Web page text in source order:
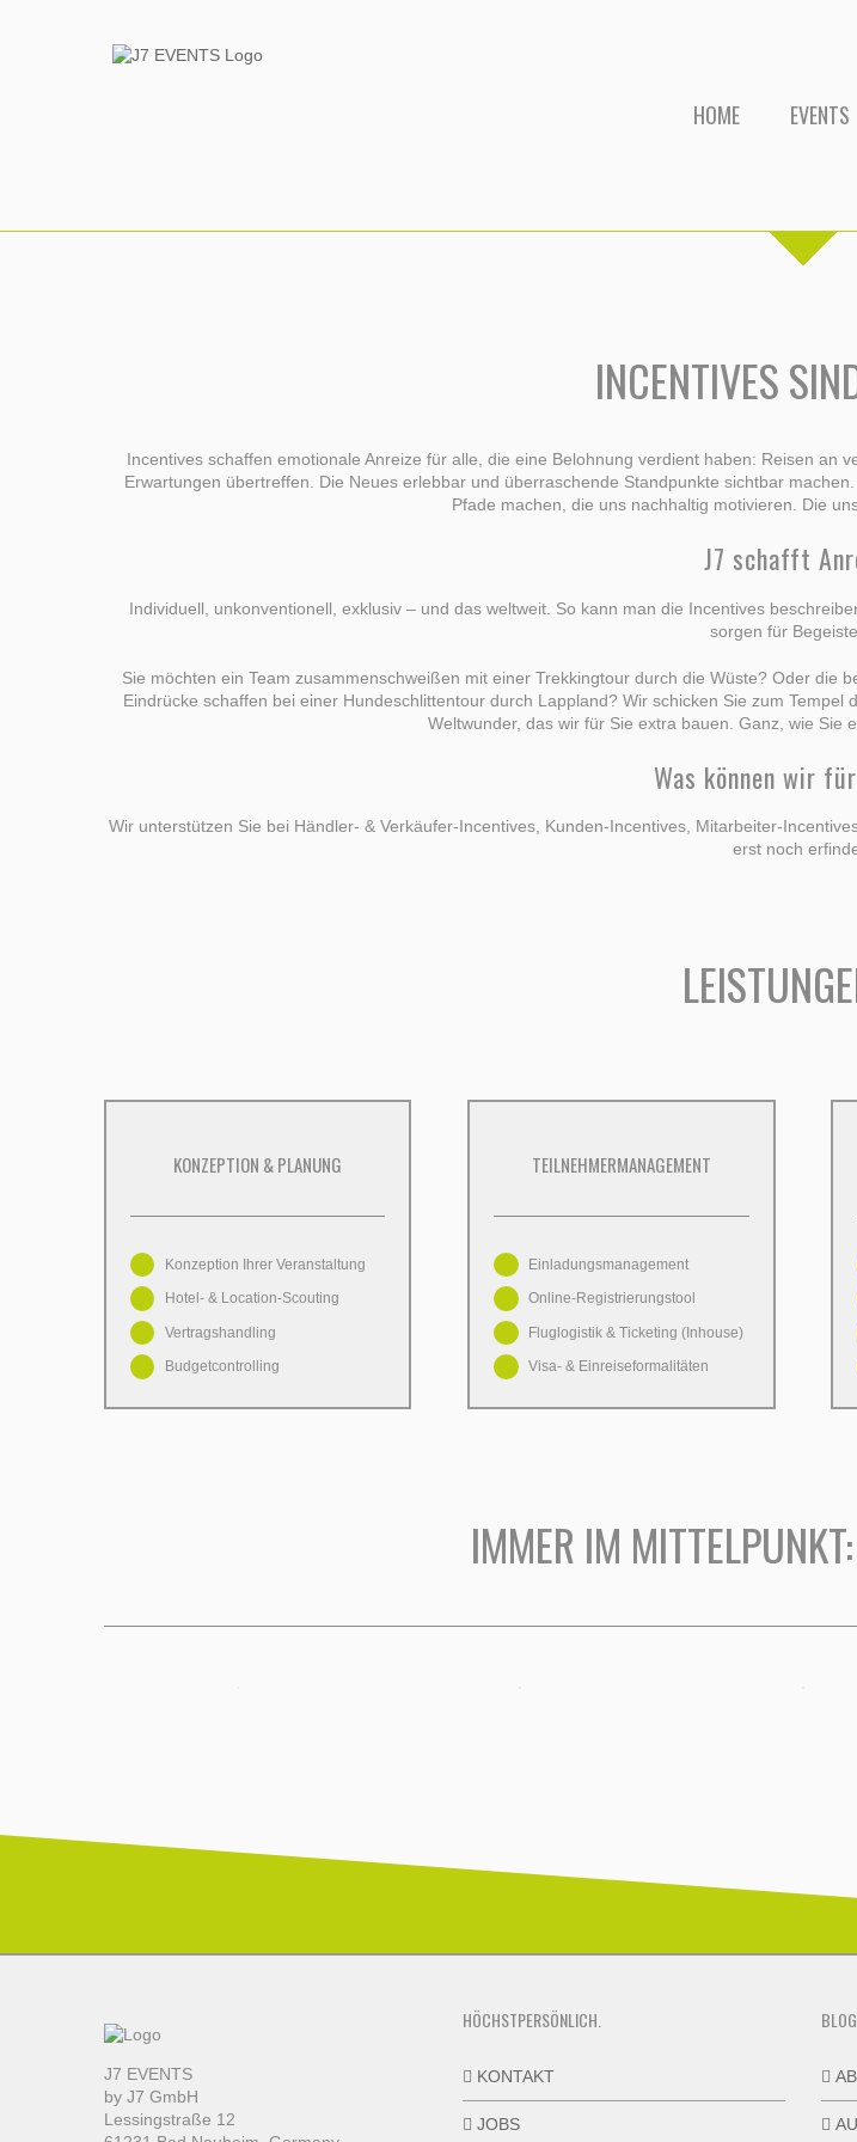
HOME EVENTS
INCENTIVES
Incentives schaffen emotionale Anreize für alle, die eine Belohnung verdient haben: Reisen an
Erwartungen übertreffen. Die Neues erlebbar und überraschende Standpunkte sichtbar
Pfade machen, die uns nachhaltig motivieren. Die
J7 schafft
Individuell, unkonventionell, exklusiv – und das weltweit. So kann man die Incentives
sorgen für
Sie möchten ein Team zusammenschweißen mit einer Trekkingtour durch die Wüste? Oder die
Eindrücke schaffen bei einer Hundeschlittentour durch Lappland? Wir schicken Sie zum
Weltwunder, das wir für Sie extra bauen. Ganz, wie Sie
Was können wir
Wir unterstützen Sie bei Händler- & Verkäufer-Incentives, Kunden-Incentives, Mitarbeiter-
erst noch
KONZEPTION & PLANUNG
Konzeption Ihrer Veranstaltung
Hotel- & Location-Scouting
Vertragshandling
Budgetcontrolling
TEILNEHMERMANAGEMENT
Einladungsmanagement
Online-Registrierungstool
Fluglogistik & Ticketing (Inhouse)
Visa- & Einreiseformalitäten
IMMER IM
J7 EVENTS
by J7 GmbH
Lessingstraße 12
HÖCHSTPERSÖNLICH.
KONTAKT
JOBS